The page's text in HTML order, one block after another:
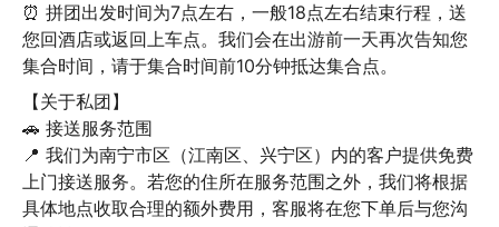
⏰ 拼团出发时间为7点左右，一般18点左右结束行程，送
您回酒店或返回上车点。我们会在出游前一天再次告知您
集合时间，请于集合时间前10分钟抵达集合点。
【关于私团】
🚗 接送服务范围
📍 我们为南宁市区（江南区、兴宁区）内的客户提供免费
上门接送服务。若您的住所在服务范围之外，我们将根据
具体地点收取合理的额外费用，客服将在您下单后与您沟